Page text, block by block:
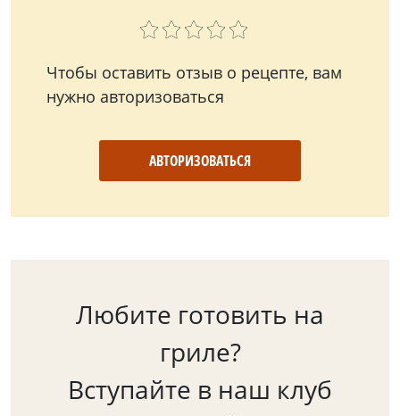
Чтобы оставить отзыв о рецепте, вам
нужно авторизоваться
АВТОРИЗОВАТЬСЯ
Любите готовить на
гриле?
Вступайте в наш клуб